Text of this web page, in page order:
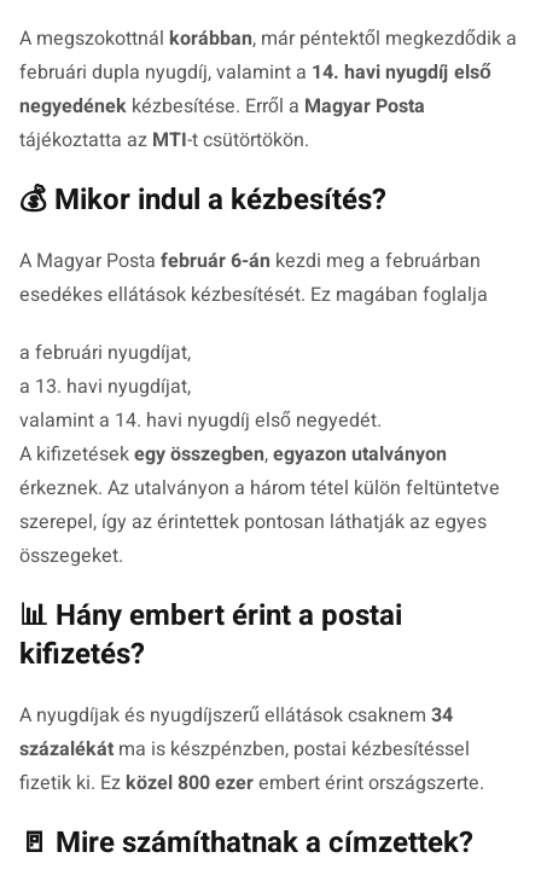
A megszokottnál korábban, már péntektől megkezdődik a
februári dupla nyugdíj, valamint a 14. havi nyugdíj első
negyedének kézbesítése. Erről a Magyar Posta
tájékoztatta az MTI-t csütörtökön.
💰 Mikor indul a kézbesítés?
A Magyar Posta február 6-án kezdi meg a februárban
esedékes ellátások kézbesítését. Ez magában foglalja
a februári nyugdíjat,
a 13. havi nyugdíjat,
valamint a 14. havi nyugdíj első negyedét.
A kifizetésekegy összegben,egyazon utalványon
érkeznek. Az utalványon a három tétel külön feltüntetve
szerepel, így az érintettek pontosan láthatják az egyes
összegeket.
📊 Hány embert érint a postai
kifizetés?
A nyugdíjak és nyugdíjszerű ellátások csaknem 34
százalékát ma is készpénzben, postai kézbesítéssel
fizetik ki. Ez közel 800 ezerembert érint országszerte.
🚪 Mire számíthatnak a címzettek?